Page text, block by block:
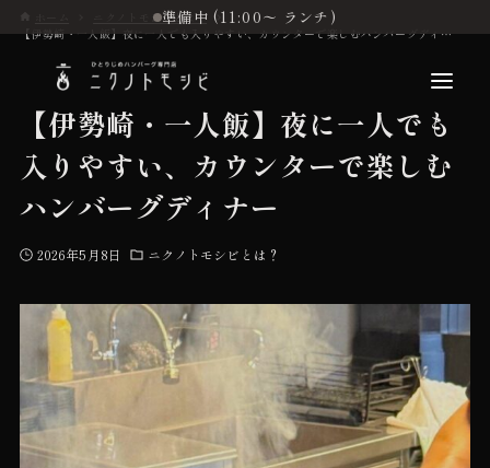
準備中 (11:00〜 ランチ)
こだわり
お品書き
初めての方へ
店舗情報
ニクノトモシビとは？
【伊勢崎・一人飯】夜に一人でも入りやすい、カウンターで楽しむハンバーグディナー
【伊勢崎・一人飯】夜に一人でも
入りやすい、カウンターで楽しむ
ハンバーグディナー
2026年5月8日 ニクノトモシビとは？